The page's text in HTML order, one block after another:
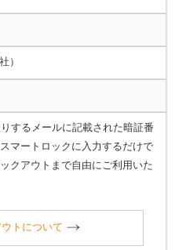
）
するメールに記載された暗証番
マートロックに入力するだけで
クアウトまで自由にご利用いた
トについて